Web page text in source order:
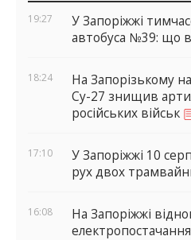
19:27
У Запоріжжі
автобуса №39: що
18:24
На Запорізькому
Су-27 знищив
російських військ
17:10
У Запоріжжі 10
рух двох
16:08
На Запоріжжі
електропостачання